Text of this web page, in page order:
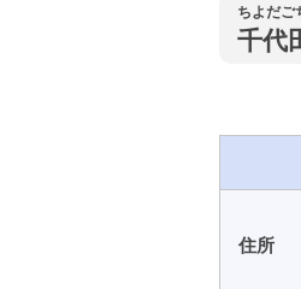
ちよだご
千代
住所